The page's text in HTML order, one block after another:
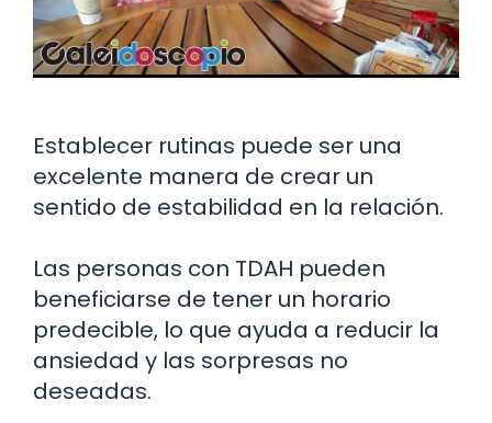
Establecer rutinas puede ser una
excelente manera de crear un
sentido de estabilidad en la relación.
Las personas con TDAH pueden
beneficiarse de tener un horario
predecible, lo que ayuda a reducir la
ansiedad y las sorpresas no
deseadas.